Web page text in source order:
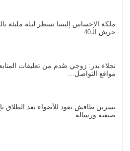
ملكة الإحساس إليسا تسطر ليلة مليئة
جرش الـ40
نجلاء بدر: زوجي صُدم من تعليقات
مواقع التواصل…
نسرين طافش تعود للأضواء بعد الطلاق
صيفية ورسالة…